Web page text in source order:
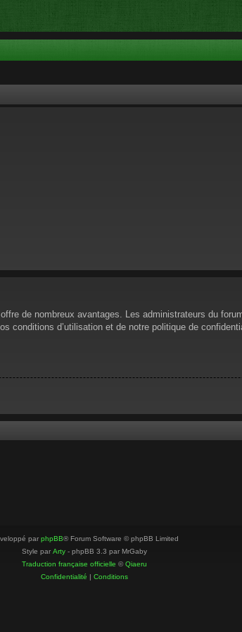
de nombreux avantages. Les administrateurs du
conditions d’utilisation et de notre politique de
par phpBB® Forum Software © phpBB Limited
Style par Arty - phpBB 3.3 par MrGaby
Traduction française officielle ©Qiaeru
Confidentialité | Conditions